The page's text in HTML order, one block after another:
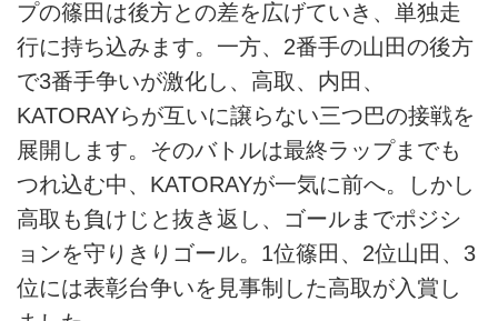
プの篠田は後方との差を広げていき、単独走
行に持ち込みます。一方、2番手の山田の後方
で3番手争いが激化し、高取、内田、
KATORAYらが互いに譲らない三つ巴の接戦を
展開します。そのバトルは最終ラップまでも
つれ込む中、KATORAYが一気に前へ。しかし
高取も負けじと抜き返し、ゴールまでポジシ
ョンを守りきりゴール。1位篠田、2位山田、3
位には表彰台争いを見事制した高取が入賞し